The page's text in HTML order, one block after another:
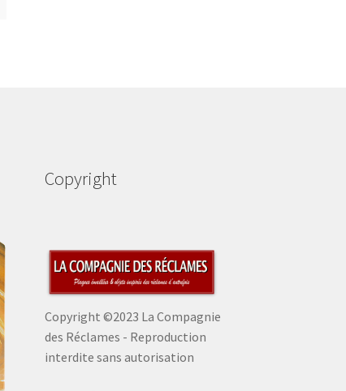
Copyright
Copyright ©2023 La Compagnie
des Réclames - Reproduction
interdite sans autorisation